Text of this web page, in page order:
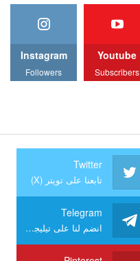
Youtube
Subscribers
Instagram
Followers
Twitter
تابعنا على تويتر (X)
Telegram
انضم لنا على تيليجرام